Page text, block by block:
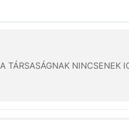
A TÁRSASÁGNAK NINCSENEK